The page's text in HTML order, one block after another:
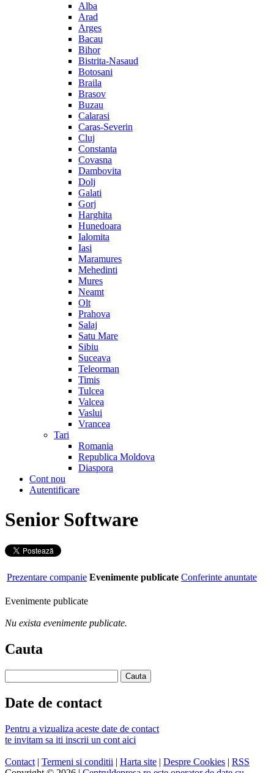
Alba
Arad
Arges
Bacau
Bihor
Bistrita-Nasaud
Botosani
Braila
Brasov
Buzau
Calarasi
Caras-Severin
Cluj
Constanta
Covasna
Dambovita
Dolj
Galati
Gorj
Harghita
Hunedoara
Ialomita
Iasi
Maramures
Mehedinti
Mures
Neamt
Olt
Prahova
Salaj
Satu Mare
Sibiu
Suceava
Teleorman
Timis
Tulcea
Valcea
Vaslui
Vrancea
Tari
Romania
Republica Moldova
Diaspora
Cont nou
Autentificare
Senior Software
Prezentare companie Evenimente publicate Conferinte anuntate
Evenimente publicate
Nu exista evenimente publicate.
Cauta
Date de contact
Pentru a vizualiza aceste date de contact
te invitam sa iti inscrii un cont aici
Contact | Termeni si conditii | Harta site | Despre Cookies | RSS